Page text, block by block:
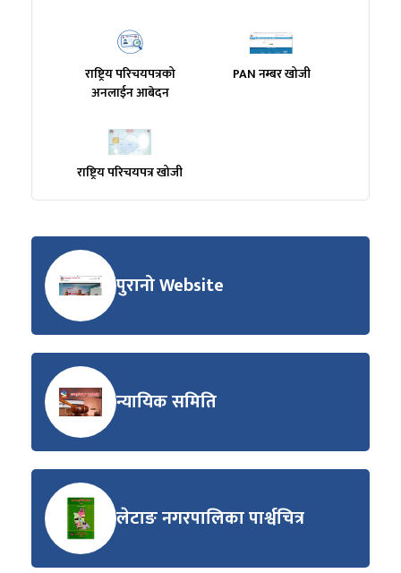
राष्ट्रिय परिचयपत्रको
अनलाईन आबेदन
PAN नम्बर खोजी
राष्ट्रिय परिचयपत्र खोजी
पुरानो Website
न्यायिक समिति
लेटाङ नगरपालिका पार्श्वचित्र